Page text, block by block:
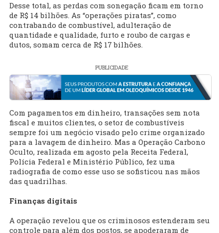
Desse total, as perdas com sonegação ficam em torno
de R$ 14 bilhões. As “operações piratas”, como
contrabando de combustível, adulteração de
quantidade e qualidade, furto e roubo de cargas e
dutos, somam cerca de R$ 17 bilhões.
PUBLICIDADE
Com pagamentos em dinheiro, transações sem nota
fiscal e muitos clientes, o setor de combustíveis
sempre foi um negócio visado pelo crime organizado
para a lavagem de dinheiro. Mas a Operação Carbono
Oculto, realizada em agosto pela Receita Federal,
Polícia Federal e Ministério Público, fez uma
radiografia de como esse uso se sofisticou nas mãos
das quadrilhas.
Finanças digitais
A operação revelou que os criminosos estenderam seu
controle para além dos postos, se apoderaram de